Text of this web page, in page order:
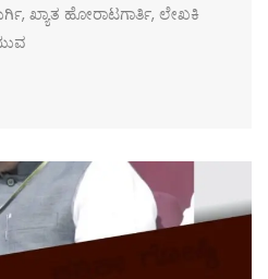
ಖ್ಯಾತ ಹೋರಾಟಗಾರ್ತಿ, ಲೇಖಕಿ